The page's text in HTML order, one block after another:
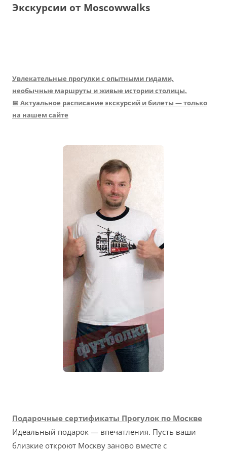
Экскурсии от Moscowwalks
Увлекательные прогулки с опытными гидами,
необычные маршруты и живые истории столицы.
📅 Актуальное расписание экскурсий и билеты — только
на нашем сайте
Подарочные сертификаты Прогулок по Москве
Идеальный подарок — впечатления. Пусть ваши
близкие откроют Москву заново вместе с